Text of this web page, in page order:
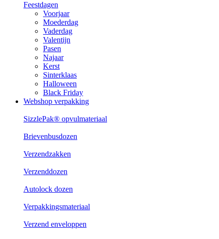
Feestdagen
Voorjaar
Moederdag
Vaderdag
Valentijn
Pasen
Najaar
Kerst
Sinterklaas
Halloween
Black Friday
Webshop verpakking
SizzlePak® opvulmateriaal
Brievenbusdozen
Verzendzakken
Verzenddozen
Autolock dozen
Verpakkingsmateriaal
Verzend enveloppen